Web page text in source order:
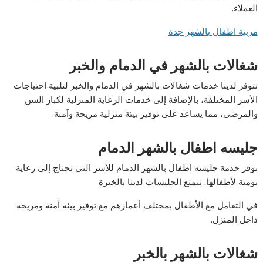
العملاء.
مربية اطفال بالشهر جدة
شغالات بالشهر في الدمام والخبر
تتوفر لدينا خدمات شغالات بالشهر في الدمام والخبر لتلبية احتياجات
الأسر المختلفة، بالإضافة إلى خدمات الرعاية المنزلية لكبار السن
والمرضى، مما يساعد على توفير بيئة منزلية مريحة وآمنة.
جليسه اطفال بالشهر الدمام
نوفر خدمة جليسه اطفال بالشهر الدمام للأسر التي تحتاج إلى رعاية
يومية لأطفالها. تتمتع الجليسات لدينا بالخبرة
في التعامل مع الأطفال بمختلف أعمارهم مع توفير بيئة آمنة ومريحة
داخل المنزل.
شغالات بالشهر بالخبر